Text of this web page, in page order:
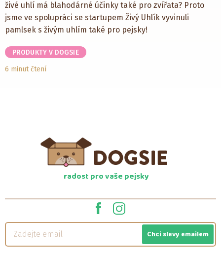
živé uhlí má blahodárné účinky také pro zvířata? Proto
jsme ve spolupráci se startupem Živý Uhlík vyvinuli
pamlsek s živým uhlím také pro pejsky!
PRODUKTY V DOGSIE
6 minut čtení
radost pro vaše pejsky
Chci slevy emailem